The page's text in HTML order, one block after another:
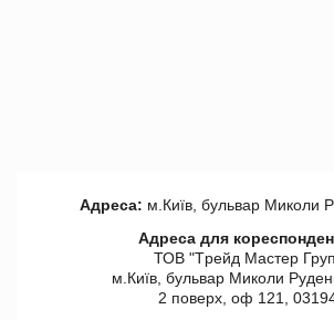
Адреса: м.Київ, бульвар Миколи
Адреса для
ТОВ "Tрейд Мастер
м.Київ, бульвар Миколи
2 поверх, оф 121,